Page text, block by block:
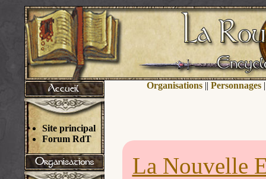
Site principal
Forum RdT
Organisations|| Personnages
La Nouvelle